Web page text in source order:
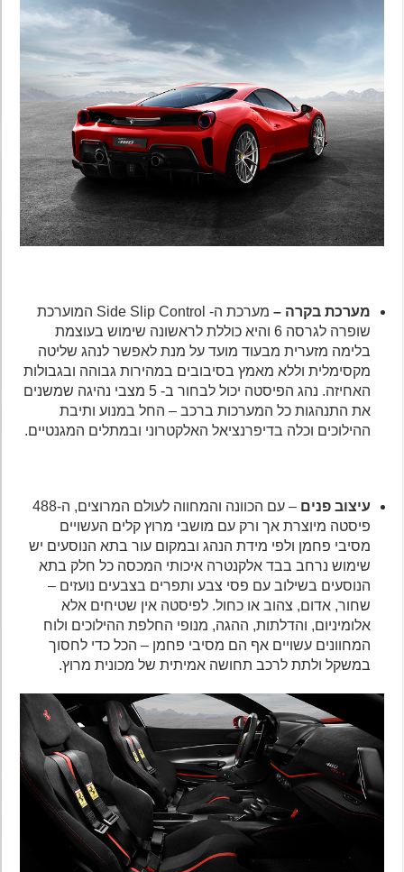
מערכת בקרה –
מערכת ה- Side Slip Control המוערכת
שופרה לגרסה 6 והיא כוללת לראשונה שימוש בעוצמת
בלימה מזערית מבעוד מועד על מנת לאפשר לנהג שליטה
מקסימלית וללא מאמץ בסיבובים במהירות גבוהה ובגבולות
האחיזה. נהג הפיסטה יכול לבחור ב- 5 מצבי נהיגה שמשנים
את התנהגות כל המערכות ברכב – החל במנוע ותיבת
ההילוכים וכלה בדיפרנציאל האלקטרוני ובמתלים המגנטיים.
עיצוב פנים
– עם הכוונה והמחווה לעולם המרוצים, ה-488
פיסטה מיוצרת אך ורק עם מושבי מרוץ קלים העשויים
מסיבי פחמן ולפי מידת הנהג ובמקום עור בתא הנוסעים יש
שימוש נרחב בבד אלקנטרה איכותי המכסה כל חלק בתא
הנוסעים בשילוב עם פסי צבע ותפרים בצבעים נועזים –
שחור, אדום, צהוב או כחול. לפיסטה אין שטיחים אלא
אלומיניום, והדלתות, ההגה, מנופי החלפת ההילוכים ולוח
המחוונים עשויים אף הם מסיבי פחמן – הכל כדי לחסוך
במשקל ולתת לרכב תחושה אמיתית של מכונית מרוץ.